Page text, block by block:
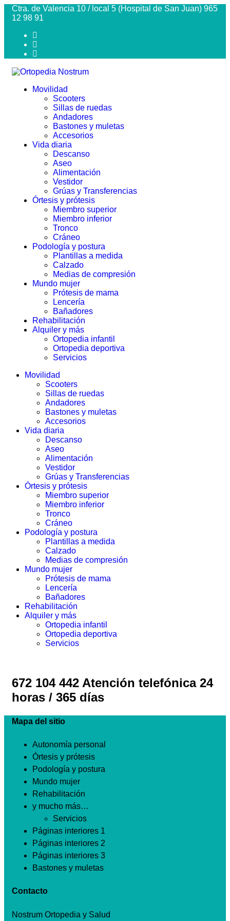
Ctra. de Valencia 10 / local 5 (Hospital de San Juan) 965
12 98 91
Movilidad
Scooters
Sillas de ruedas
Andadores
Bastones y muletas
Accesorios
Vida diaria
Descanso
Aseo
Alimentación
Vestidor
Grúas y Transferencias
Órtesis y prótesis
Miembro superior
Miembro inferior
Tronco
Cráneo
Podología y postura
Plantillas a medida
Calzado
Medias de compresión
Mundo mujer
Prótesis de mama
Lencería
Bañadores
Rehabilitación
Alquiler y más
Ortopedia infantil
Ortopedia deportiva
Servicios
Movilidad
Scooters
Sillas de ruedas
Andadores
Bastones y muletas
Accesorios
Vida diaria
Descanso
Aseo
Alimentación
Vestidor
Grúas y Transferencias
Órtesis y prótesis
Miembro superior
Miembro inferior
Tronco
Cráneo
Podología y postura
Plantillas a medida
Calzado
Medias de compresión
Mundo mujer
Prótesis de mama
Lencería
Bañadores
Rehabilitación
Alquiler y más
Ortopedia infantil
Ortopedia deportiva
Servicios
672 104 442 Atención telefónica 24
horas / 365 días
Mapa del sitio
Autonomía personal
Órtesis y prótesis
Podología y postura
Mundo mujer
Rehabilitación
y mucho más…
Servicios
Páginas interiores 1
Páginas interiores 2
Páginas interiores 3
Bastones y muletas
Contacto
Nostrum Ortopedia y Salud